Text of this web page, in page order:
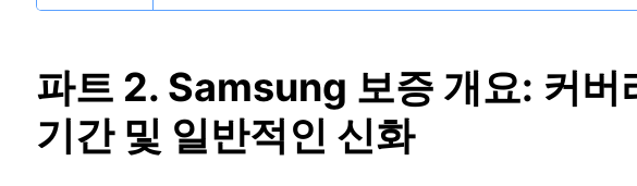
파트 2. Samsung 보증 개요: 커버
기간 및 일반적인 신화